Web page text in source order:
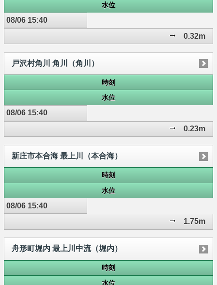
水位
08/06 15:40
0.32m
戸沢村角川 角川（角川）
時刻
水位
08/06 15:40
0.23m
新庄市本合海 最上川（本合海）
時刻
水位
08/06 15:40
1.75m
舟形町堀内 最上川中流（堀内）
時刻
水位